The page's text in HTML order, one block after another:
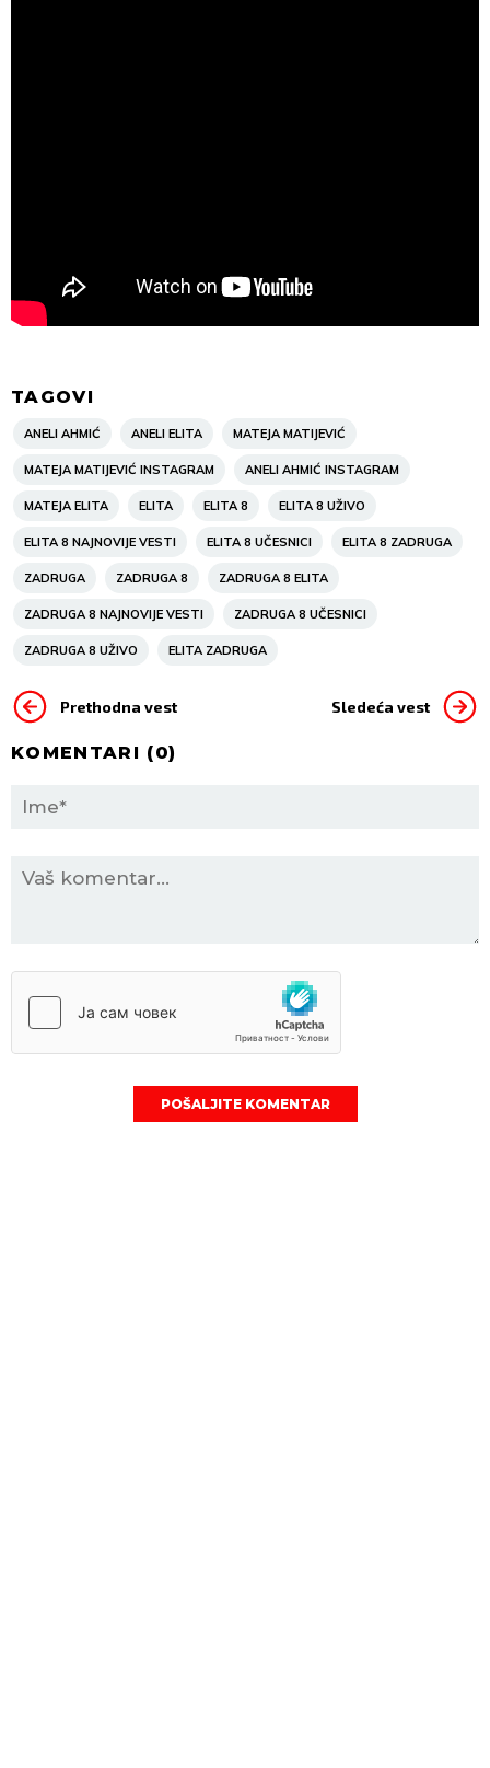
TAGOVI
ANELI AHMIĆ ANELI ELITA MATEJA MATIJEVIĆ
MATEJA MATIJEVIĆ INSTAGRAM ANELI AHMIĆ INSTAGRAM
MATEJA ELITA ELITA ELITA 8 ELITA 8 UŽIVO
ELITA 8 NAJNOVIJE VESTI ELITA 8 UČESNICI ELITA 8 ZADRUGA
ZADRUGA ZADRUGA 8 ZADRUGA 8 ELITA
ZADRUGA 8 NAJNOVIJE VESTI ZADRUGA 8 UČESNICI
ZADRUGA 8 UŽIVO ELITA ZADRUGA
Prethodna vest Sledeća vest
KOMENTARI (0)
POŠALJITE KOMENTAR